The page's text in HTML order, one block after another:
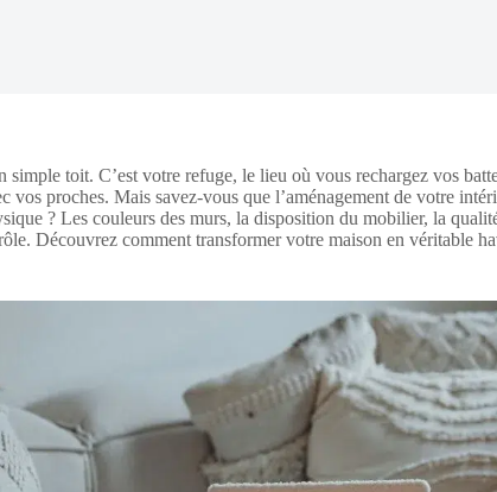
simple toit. C’est votre refuge, le lieu où vous rechargez vos
vos proches. Mais savez-vous que l’aménagement de votre
? Les couleurs des murs, la disposition du mobilier, la
Découvrez comment transformer votre maison en véritable